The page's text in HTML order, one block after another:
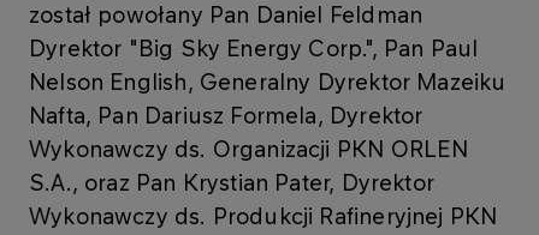
został powołany Pan Daniel Feldman
Dyrektor "Big Sky Energy Corp.", Pan Paul
Nelson English, Generalny Dyrektor Mazeiku
Nafta, Pan Dariusz Formela, Dyrektor
Wykonawczy ds. Organizacji PKN ORLEN
S.A., oraz Pan Krystian Pater, Dyrektor
Wykonawczy ds. Produkcji Rafineryjnej PKN